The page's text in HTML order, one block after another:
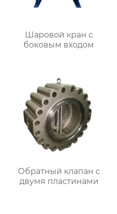
Шаровой кран с
боковым входом
Обратный клапан с
двумя пластинами